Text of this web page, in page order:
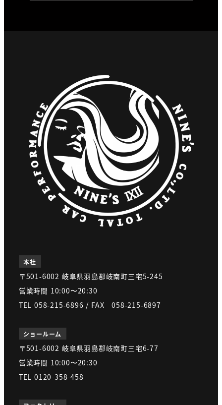
本社
〒501-6002 岐阜県羽島郡岐南町三宅5-245
営業時間 10:00〜20:30
TEL 058-215-6896 / FAX 058-215-6897
ショールーム
〒501-6002 岐阜県羽島郡岐南町三宅6-77
営業時間 10:00〜20:30
TEL 0120-358-458